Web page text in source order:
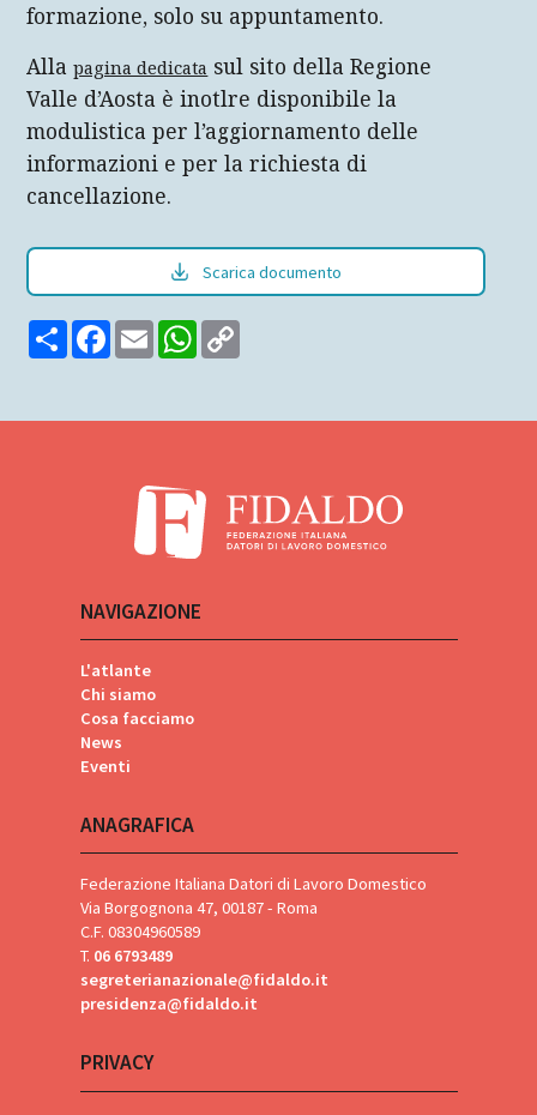
formazione, solo su appuntamento.
Allapagina dedicata sul sito della Regione
Valle d’Aosta è inotlre disponibile la
modulistica per l’aggiornamento delle
informazioni e per la richiesta di
cancellazione.
Scarica documento
ShareFacebook
EmailWhatsApp
NAVIGAZIONE
L'atlante
Chi siamo
Cosa facciamo
News
Eventi
ANAGRAFICA
Federazione Italiana Datori di Lavoro Domestico
Via Borgognona 47, 00187 - Roma
C.F. 08304960589
T. 06 6793489
segreterianazionale@fidaldo.it
presidenza@fidaldo.it
PRIVACY